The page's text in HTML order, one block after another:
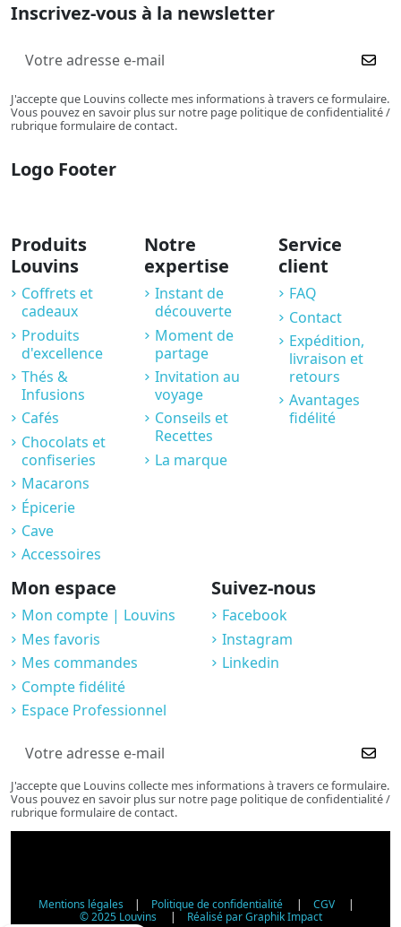
Inscrivez-vous à la newsletter
J'accepte que Louvins collecte mes informations à travers ce formulaire.
Vous pouvez en savoir plus sur notre page politique de confidentialité /
rubrique formulaire de contact.
Logo Footer
Produits
Louvins
Coffrets et
cadeaux
Produits
d'excellence
Thés &
Infusions
Cafés
Chocolats et
confiseries
Macarons
Épicerie
Cave
Accessoires
Notre
expertise
Instant de
découverte
Moment de
partage
Invitation au
voyage
Conseils et
Recettes
La marque
Service
client
FAQ
Contact
Expédition,
livraison et
retours
Avantages
fidélité
Mon espace
Mon compte | Louvins
Mes favoris
Mes commandes
Compte fidélité
Espace Professionnel
Suivez-nous
Facebook
Instagram
Linkedin
J'accepte que Louvins collecte mes informations à travers ce formulaire.
Vous pouvez en savoir plus sur notre page politique de confidentialité /
rubrique formulaire de contact.
Mentions légales | Politique de confidentialité | CGV |
© 2025 Louvins | Réalisé par Graphik Impact